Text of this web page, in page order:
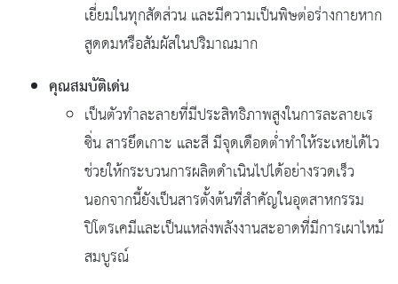
เยี่ยมในทุกสัดส่วน และมีความเป็นพิษต่อร่างกายหาก
สูดดมหรือสัมผัสในปริมาณมาก
คุณสมบัติเด่น
เป็นตัวทำละลายที่มีประสิทธิภาพสูงในการละลายเร
ซิ่น สารยึดเกาะ และสี มีจุดเดือดต่ำทำให้ระเหยได้ไว
ช่วยให้กระบวนการผลิตดำเนินไปได้อย่างรวดเร็ว
นอกจากนี้ยังเป็นสารตั้งต้นที่สำคัญในอุตสาหกรรม
ปิโตรเคมีและเป็นแหล่งพลังงานสะอาดที่มีการเผาไหม้
สมบูรณ์